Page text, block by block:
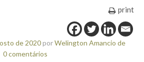
print
de 2020porWelington Amancio de
0 comentários